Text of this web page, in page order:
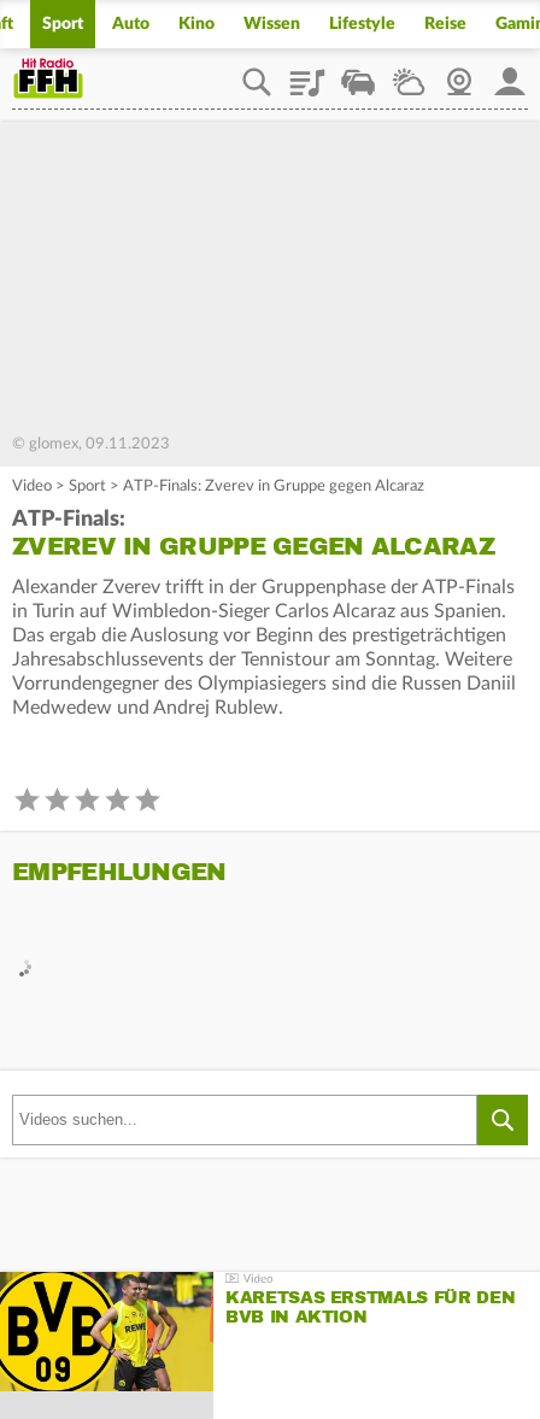
Sport Auto Kino Wissen Lifestyle Reise
PlaylistStaupilotWetterWebcam
© glomex, 09.11.2023
Video > Sport > ATP-Finals: Zverev in Gruppe gegen Alcaraz
ATP-Finals:
ZVEREV IN GRUPPE GEGEN ALCARAZ
Alexander Zverev trifft in der Gruppenphase der ATP-Finals
in Turin auf Wimbledon-Sieger Carlos Alcaraz aus Spanien.
Das ergab die Auslosung vor Beginn des prestigeträchtigen
Jahresabschlussevents der Tennistour am Sonntag. Weitere
Vorrundengegner des Olympiasiegers sind die Russen Daniil
Medwedew und Andrej Rublew.
EMPFEHLUNGEN
KARETSAS ERSTMALS FÜR DEN
BVB IN AKTION